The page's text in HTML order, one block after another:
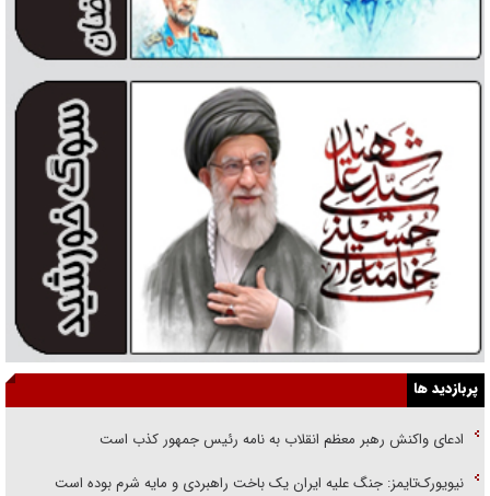
پربازدید ها
ادعای واکنش رهبر معظم انقلاب به نامه رئیس جمهور کذب است
نیویورک‌تایمز: جنگ علیه ایران یک باخت راهبردی و مایه شرم بوده است